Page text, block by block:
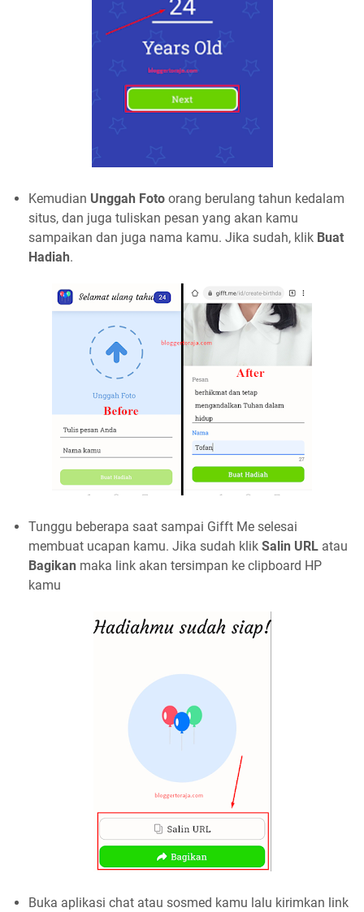
Kemudian Unggah Foto orang berulang tahun kedalam
situs, dan juga tuliskan pesan yang akan kamu
sampaikan dan juga nama kamu. Jika sudah, klik Buat
Hadiah.
Tunggu beberapa saat sampai Gifft Me selesai
membuat ucapan kamu. Jika sudah klik Salin URL atau
Bagikan maka link akan tersimpan ke clipboard HP
kamu
Buka aplikasi chat atau sosmed kamu lalu kirimkan link